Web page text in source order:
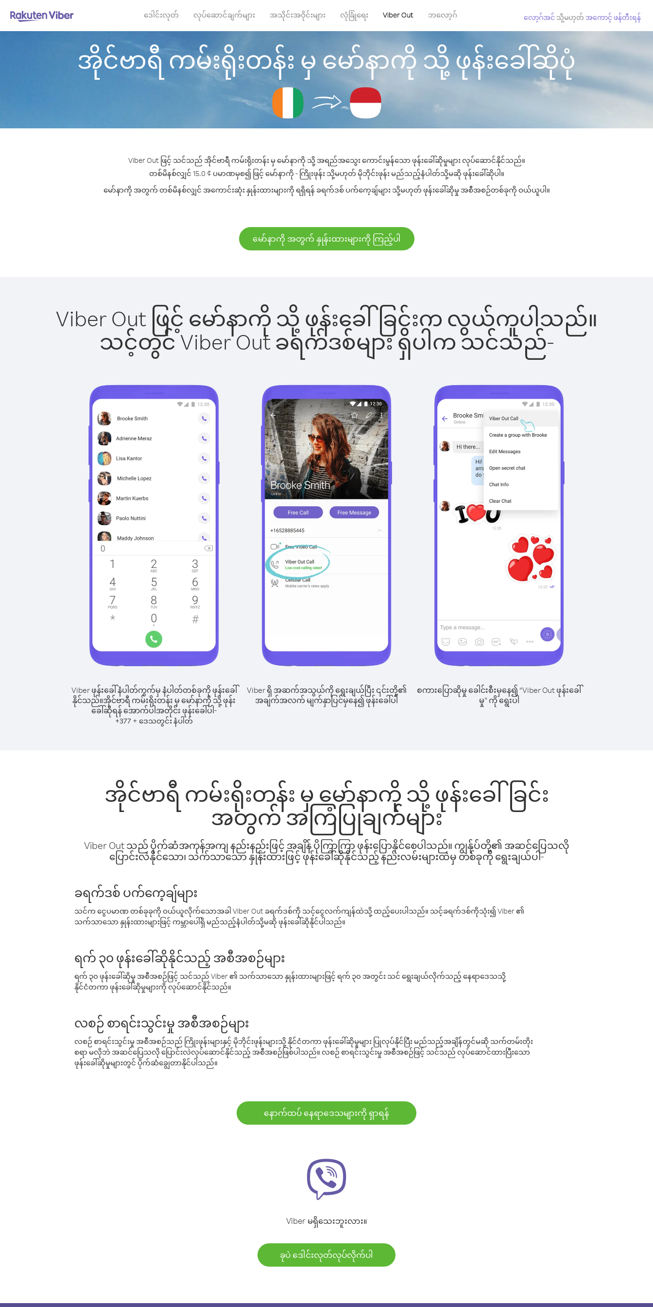
ဒေါင်းလုတ် လုပ်ဆောင်ချက်များ အသိုင်းအဝိုင်းများ လုံခြုံရေး Viber Out ဘလော့ဂ် လော့ဂ်အင် သို့မဟုတ် အကောင့် ဖန်တီးရန်
အိုင်ဗာရီ ကမ်းရိုးတန်း မှ မော်နာကို သို့ ဖုန်းခေါ်ဆိုပုံ
Viber Out ဖြင့် သင်သည် အိုင်ဗာရီ ကမ်းရိုးတန်း မှ မော်နာကို သို့ အရည်အသွေး ကောင်းမွန်သော ဖုန်းခေါ်ဆိုမှုများ လုပ်ဆောင်နိုင်သည်။
တစ်မိနစ်လျှင် 15.0 ¢ ပမာဏမှစ၍ ဖြင့် မော်နာကို - ကြိုးဖုန်း သို့မဟုတ် မိုဘိုင်းဖုန်း မည်သည့်နံပါတ်သို့မဆို ဖုန်းခေါ်ဆိုပါ။
မော်နာကို အတွက် တစ်မိနစ်လျှင် အကောင်းဆုံး နှုန်းထားများကို ရရှိရန် ခရက်ဒစ် ပက်ကေ့ချ်များ သို့မဟုတ် ဖုန်းခေါ်ဆိုမှု အစီအစဉ်တစ်ခုကို ဝယ်ယူပါ။
မော်နာကို အတွက် နှုန်းထားများကို ကြည့်ပါ
Viber Out ဖြင့် မော်နာကို သို့ ဖုန်းခေါ်ခြင်းက လွယ်ကူပါသည်။
သင့်တွင် Viber Out ခရက်ဒစ်များ ရှိပါက သင်သည်-
Viber ဖုန်းခေါ်နံပါတ်ကွက်မှ နံပါတ်တစ်ခုကို ဖုန်းခေါ်
နိုင်သည်။အိုင်ဗာရီ ကမ်းရိုးတန်း မှ မော်နာကို သို့ ဖုန်း
ခေါ်ဆိုရန် အောက်ပါအတိုင်း ဖုန်းခေါ်ပါ-
+377 + ဒေသတွင်း နံပါတ်
Viber ရှိ အဆက်အသွယ်ကို ရွေးချယ်ပြီး ၎င်းတို့၏
အချက်အလက် မျက်နှာပြင်မှနေ၍ ဖုန်းခေါ်ပါ
စကားပြောဆိုမှု ခေါင်းစီးမှနေ၍ “Viber Out ဖုန်းခေါ်
မှု” ကို ရွေးပါ
အိုင်ဗာရီ ကမ်းရိုးတန်း မှ မော်နာကို သို့ ဖုန်းခေါ်ခြင်း
အတွက် အကြံပြုချက်များ
Viber Out သည် ပိုက်ဆံအကုန်အကျ နည်းနည်းဖြင့် အချိန် ပိုကြာကြာ ဖုန်းပြောနိုင်စေပါသည်။ ကျွန်ုပ်တို့၏ အဆင်ပြေသလို
ပြောင်းလဲနိုင်သော၊ သက်သာသော နှုန်းထားဖြင့် ဖုန်းခေါ်ဆိုနိုင်သည့် နည်းလမ်းများထဲမှ တစ်ခုကို ရွေးချယ်ပါ-
ခရက်ဒစ် ပက်ကေ့ချ်များ
သင်က ငွေပမာဏ တစ်ခုခုကို ဝယ်ယူလိုက်သောအခါ Viber Out ခရက်ဒစ်ကို သင့်ငွေလက်ကျန်ထဲသို့ ထည့်ပေးပါသည်။ သင့်ခရက်ဒစ်ကိုသုံး၍ Viber ၏
သက်သာသော နှုန်းထားများဖြင့် ကမ္ဘာပေါ်ရှိ မည်သည့်နံပါတ်သို့မဆို ဖုန်းခေါ်ဆိုနိုင်ပါသည်။
ရက် ၃၀ ဖုန်းခေါ်ဆိုနိုင်သည့် အစီအစဉ်များ
ရက် ၃၀ ဖုန်းခေါ်ဆိုမှု အစီအစဉ်ဖြင့် သင်သည် Viber ၏ သက်သာသော နှုန်းထားများဖြင့် ရက် ၃၀ အတွင်း သင် ရွေးချယ်လိုက်သည့် နေရာဒေသသို့
နိုင်ငံတကာ ဖုန်းခေါ်ဆိုမှုများကို လုပ်ဆောင်နိုင်သည်။
လစဉ် စာရင်းသွင်းမှု အစီအစဉ်များ
လစဉ် စာရင်းသွင်းမှု အစီအစဉ်သည် ကြိုးဖုန်းများနှင့် မိုဘိုင်းဖုန်းများသို့ နိုင်ငံတကာ ဖုန်းခေါ်ဆိုမှုများ ပြုလုပ်နိုင်ပြီး မည်သည့်အချိန်တွင်မဆို သက်တမ်းတိုး
စရာ မလိုဘဲ အဆင်ပြေသလို ပြောင်းလဲလုပ်ဆောင်နိုင်သည့် အစီအစဉ်ဖြစ်ပါသည်။ လစဉ် စာရင်းသွင်းမှု အစီအစဉ်ဖြင့် သင်သည် လုပ်ဆောင်ထားပြီးသော
ဖုန်းခေါ်ဆိုမှုများတွင် ပိုက်ဆံချွေတာနိုင်ပါသည်။
နောက်ထပ် နေရာဒေသများကို ရှာရန်
Viber မရှိသေးဘူးလား။
ခုပဲ ဒေါင်းလုတ်လုပ်လိုက်ပါ